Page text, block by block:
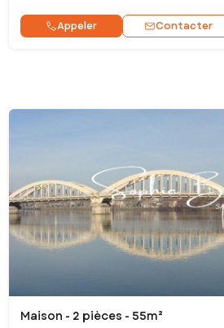
Appeler Contacter
Maison - 2 pièces - 55m²